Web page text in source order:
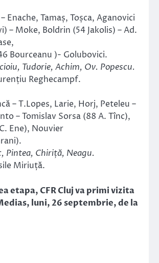
Enache, Tamaș, Toșca, Aganovici
– Moke, Boldrin (54 Jakolis) – Ad.
Bourceanu )- Golubovici.
Tudorie, Achim, Ov. Popescu.
Reghecampf.
– T.Lopes, Larie, Horj, Peteleu –
– Tomislav Sorsa (88 A. Tînc),
Ene), Nouvier
Pintea, Chiriță, Neagu.
Miriuță.
etapa, CFR Cluj va primi vizita
luni, 26 septembrie, de la